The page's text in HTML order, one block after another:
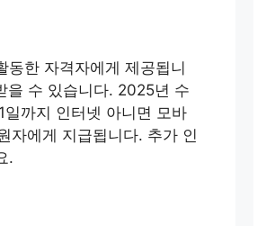
한 자격자에게 제공됩니
을 수 있습니다. 2025년 수
까지 인터넷 아니면 모바
자에게 지급됩니다. 추가 인
.